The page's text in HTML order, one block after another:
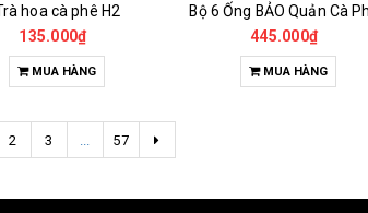
hoa cà phê H2
135.000₫
MUA HÀNG
445.000₫
MUA HÀNG
2 3 ... 57